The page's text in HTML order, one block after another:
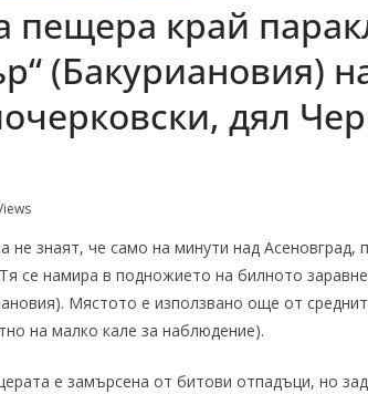
пещера край
(Бакуриановия)
дял
не знаят, че само на минути над Асеновград,
се намира в подножието на билното
Мястото е използвано още от
на малко кале за наблюдение).
е замърсена от битови отпадъци, но